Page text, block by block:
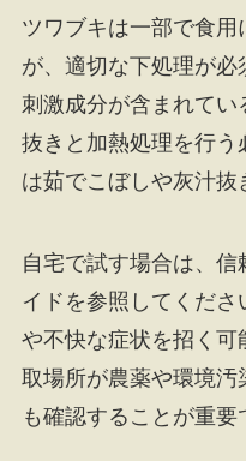
ツワブキは一部で食
が、適切な下処理が
刺激成分が含まれてい
抜きと加熱処理を行う
は茹でこぼしや灰汁抜
自宅で試す場合は、
イドを参照してくだ
や不快な症状を招く
取場所が農薬や環境
も確認することが重要